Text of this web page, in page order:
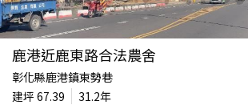
鹿港近鹿東路合法農舍
彰化縣鹿港鎮東勢巷
建坪 67.39
31.2年